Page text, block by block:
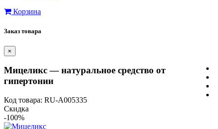
Корзина
Заказ товара
×
Мицеликс — натуральное средство от
гипертонии
Код товара: RU-A005335
Скидка
-100%